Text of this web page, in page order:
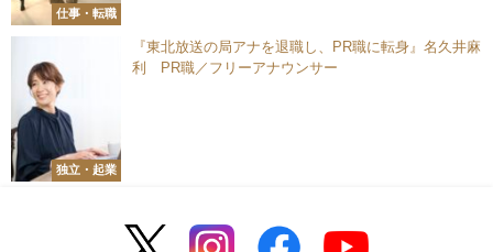
仕事・転職
独立・起業
『東北放送の局アナを退職し、PR職に転身』名久井麻
利 PR職／フリーアナウンサー